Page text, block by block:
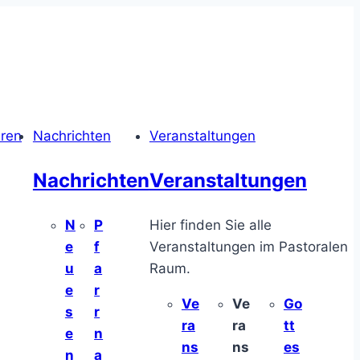
Nachrichten
Nachrichten
N
e
u
e
s
e
n
P
f
a
r
r
n
a
Veranstaltungen
Veranstaltungen
Hier finden Sie alle
Veranstaltungen im Pastoralen
Raum.
Ve
ra
ns
Ve
ra
ns
Go
tt
es